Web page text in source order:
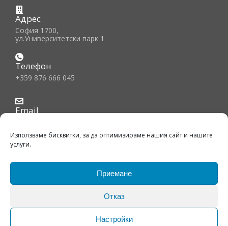
Използваме бисквитки, за да оптимизираме нашия сайт и нашите
услуги.
Приемане
Отказ
Настройки
Адрес
София 1700,
ул.Университетски парк 1
Телефон
+359 876 666 045
Email
© Copyright 2026, BFIEC. All Rights Reserved. |
Политика на поверителност